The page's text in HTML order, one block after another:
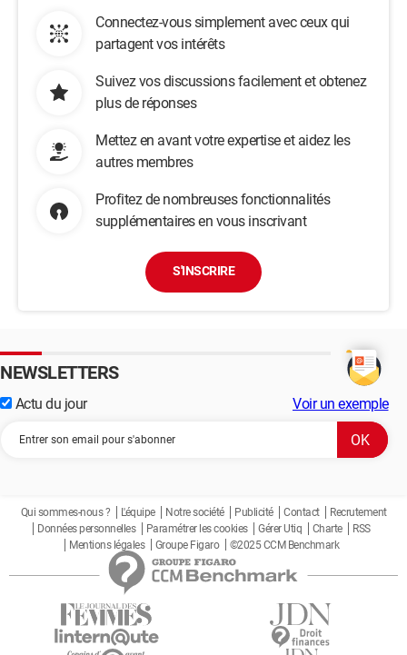
Connectez-vous simplement avec ceux qui
partagent vos intérêts
Suivez vos discussions facilement et obtenez
plus de réponses
Mettez en avant votre expertise et aidez les
autres membres
Profitez de nombreuses fonctionnalités
supplémentaires en vous inscrivant
S'INSCRIRE
NEWSLETTERS
Actu du jour Voir un exemple
Qui sommes-nous ? L'équipe Notre société Publicité Contact
Recrutement
Données personnelles
Paramétrer les cookies Gérer Utiq Charte
RSS
Mentions légales
Groupe Figaro ©2025 CCM Benchmark